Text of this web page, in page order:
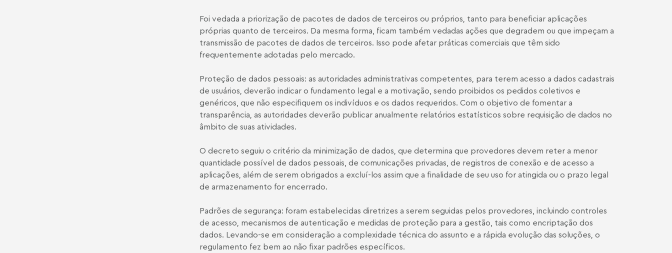
Foi vedada a priorização de pacotes de dados de terceiros ou próprios, tanto para beneficiar aplicações
próprias quanto de terceiros. Da mesma forma, ficam também vedadas ações que degradem ou que impeçam a
transmissão de pacotes de dados de terceiros. Isso pode afetar práticas comerciais que têm sido
frequentemente adotadas pelo mercado.
Proteção de dados pessoais: as autoridades administrativas competentes, para terem acesso a dados cadastrais
de usuários, deverão indicar o fundamento legal e a motivação, sendo proibidos os pedidos coletivos e
genéricos, que não especifiquem os indivíduos e os dados requeridos. Com o objetivo de fomentar a
transparência, as autoridades deverão publicar anualmente relatórios estatísticos sobre requisição de dados no
âmbito de suas atividades.
O decreto seguiu o critério da minimização de dados, que determina que provedores devem reter a menor
quantidade possível de dados pessoais, de comunicações privadas, de registros de conexão e de acesso a
aplicações, além de serem obrigados a excluí-los assim que a finalidade de seu uso for atingida ou o prazo legal
de armazenamento for encerrado.
Padrões de segurança: foram estabelecidas diretrizes a serem seguidas pelos provedores, incluindo controles
de acesso, mecanismos de autenticação e medidas de proteção para a gestão, tais como encriptação dos
dados. Levando-se em consideração a complexidade técnica do assunto e a rápida evolução das soluções, o
regulamento fez bem ao não fixar padrões específicos.